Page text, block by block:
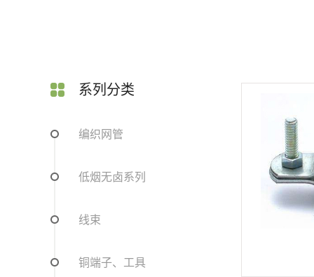
系列分类
编织网管
低烟无卤系列
线束
铜端子、工具